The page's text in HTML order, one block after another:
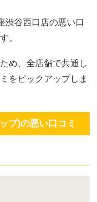
谷西口店の悪い口
。
め、全店舗で共通し
をピックアップしま
プ)の悪い口コミ